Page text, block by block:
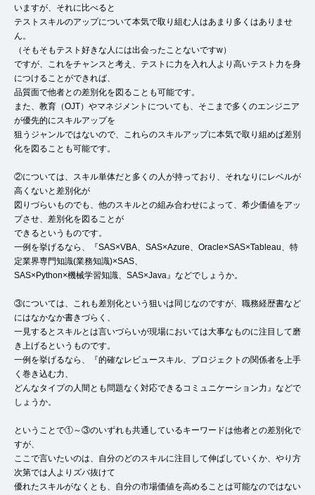
いますが、それに比べると
テストスキルのアップについて本気で取り組む人はあまり多くはありませ
ん。
（そもそもテスト好きな人には出会ったことないですw）
ですが、これをチャンスと考え、テストに力を入れ人より高いテスト力を身
につけることができれば、
品質面で他者との差別化を図ることも可能です。
また、教育（OJT）やマネジメントについても、そこまで多くのエンジニア
が優先的にスキルアップを
狙うジャンルではないので、これらのスキルアップに本気で取り組めば差別
化を図ることも可能です。
②については、スキル単体だと多くの人が持っており、それなりにレベルが
高くないと差別化が
図りづらいものでも、他のスキルとの組み合わせによって、希少価値をアッ
プさせ、差別化を図ることが
できるというものです。
一例を挙げるなら、『SAS×VBA、SAS×Azure、Oracle×SAS×Tableau、特
定業界専門知識(業務知識)×SAS、
SAS×Python×機械学習知識、SAS×Java』などでしょうか。
③については、これも差別化という狙いは同じなのですが、職務経歴書など
にはなかなか書きづらく、
一見するとスキルとは言いづらいが現場においては大事なものに注目して磨
き上げるというものです。
一例を挙げるなら、『的確なレビュースキル、プロジェクトの関係者を上手
く巻き込む力、
どんなタイプの人間とも問題なく対応できるコミュニケーション力』などで
しょうか。
ということで①～③のいずれも共通しているキーワードは他者との差別化で
すが、
ここで言いたいのは、自分のどのスキルに注目して伸ばしていくか、やり方
次第では人よりズバ抜けて
優れたスキルがなくとも、自分の市場価値を高めることは可能なのではない